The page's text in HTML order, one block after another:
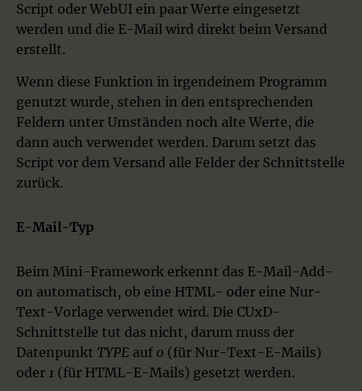
Script oder WebUI ein paar Werte eingesetzt
werden und die E-Mail wird direkt beim Versand
erstellt.
Wenn diese Funktion in irgendeinem Programm
genutzt wurde, stehen in den entsprechenden
Feldern unter Umständen noch alte Werte, die
dann auch verwendet werden. Darum setzt das
Script vor dem Versand alle Felder der Schnittstelle
zurück.
E-Mail-Typ
Beim Mini-Framework erkennt das E-Mail-Add-
on automatisch, ob eine HTML- oder eine Nur-
Text-Vorlage verwendet wird. Die CUxD-
Schnittstelle tut das nicht, darum muss der
Datenpunkt TYPE auf 0 (für Nur-Text-E-Mails)
oder 1 (für HTML-E-Mails) gesetzt werden.